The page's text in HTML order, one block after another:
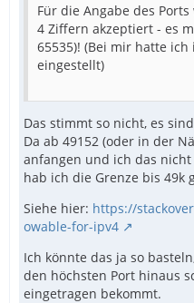
Für die Angabe des
4 Ziffern akzeptiert - es
65535)! (Bei mir hatte
eingestellt)
Das stimmt so nicht, es
Da ab 49152 (oder in der
anfangen und ich das
hab ich die Grenze bis 49k
Siehe hier: https://
owable-for-ipv4
Ich könnte das ja so
den höchsten Port hinaus
eingetragen bekommt.